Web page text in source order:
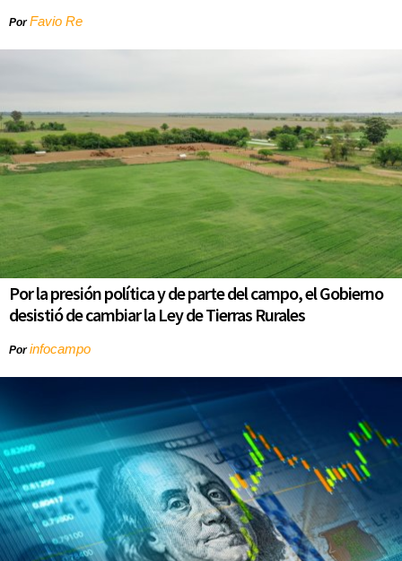
PorFavio Re
Por la presión política y de parte del campo, el Gobierno
desistió de cambiar la Ley de Tierras Rurales
Porinfocampo